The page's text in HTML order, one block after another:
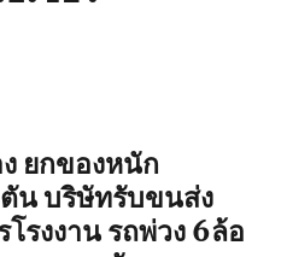
ยกของหนัก
น บริษัทรับขนส่ง
โรงงาน รถพ่วง 6ล้อ